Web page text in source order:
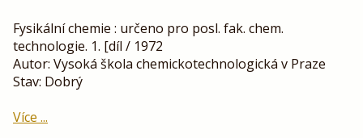
Fysikální chemie : určeno pro posl. fak. chem.
technologie. 1. [díl / 1972
Autor: Vysoká škola chemickotechnologická v Praze
Stav: Dobrý
Více ...